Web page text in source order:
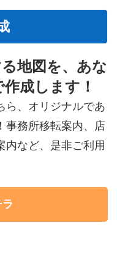
地図を、あな
成します！
ら、オリジナルであ
事務所移転案内、店
内など、是非ご利用